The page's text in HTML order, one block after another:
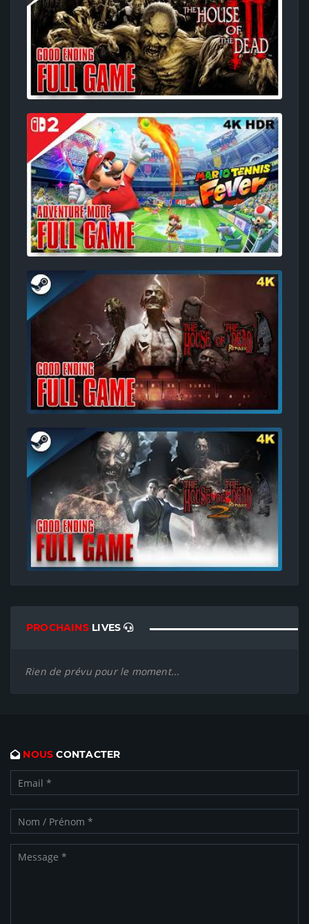
PROCHAINSLIVES
Rien de prévu pour le moment...
NOUS CONTACTER